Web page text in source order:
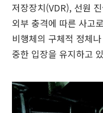
저장장치(VDR), 선원
외부 충격에 따른 사고
비행체의 구체적 정체
중한 입장을 유지하고